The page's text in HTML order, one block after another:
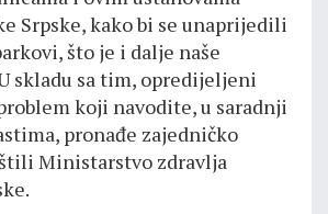
Srpske, kako bi se unaprijedili
što je i dalje naše
skladu sa tim, opredijeljeni
koji navodite, u saradnji
pronađe zajedničko
Ministarstvo zdravlja